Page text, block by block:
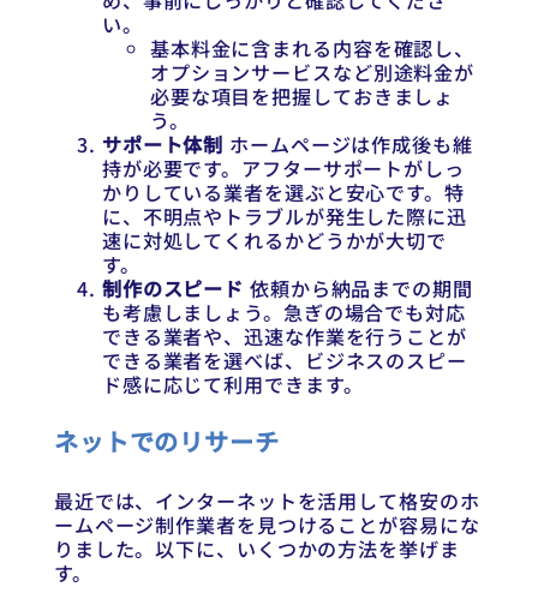
い。
基本料金に含まれる内容を確認し、
オプションサービスなど別途料金が
必要な項目を把握しておきましょ
う。
サポート体制 ホームページは作成後も維
持が必要です。アフターサポートがしっ
かりしている業者を選ぶと安心です。特
に、不明点やトラブルが発生した際に迅
速に対処してくれるかどうかが大切で
す。
制作のスピード 依頼から納品までの期間
も考慮しましょう。急ぎの場合でも対応
できる業者や、迅速な作業を行うことが
できる業者を選べば、ビジネスのスピー
ド感に応じて利用できます。
ネットでのリサーチ
最近では、インターネットを活用して格安のホ
ームページ制作業者を見つけることが容易にな
りました。以下に、いくつかの方法を挙げま
す。